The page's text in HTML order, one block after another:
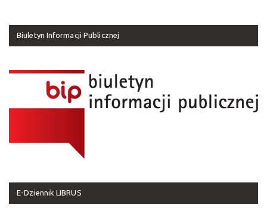
Biuletyn Informacji Publicznej
E-Dziennik LIBRUS